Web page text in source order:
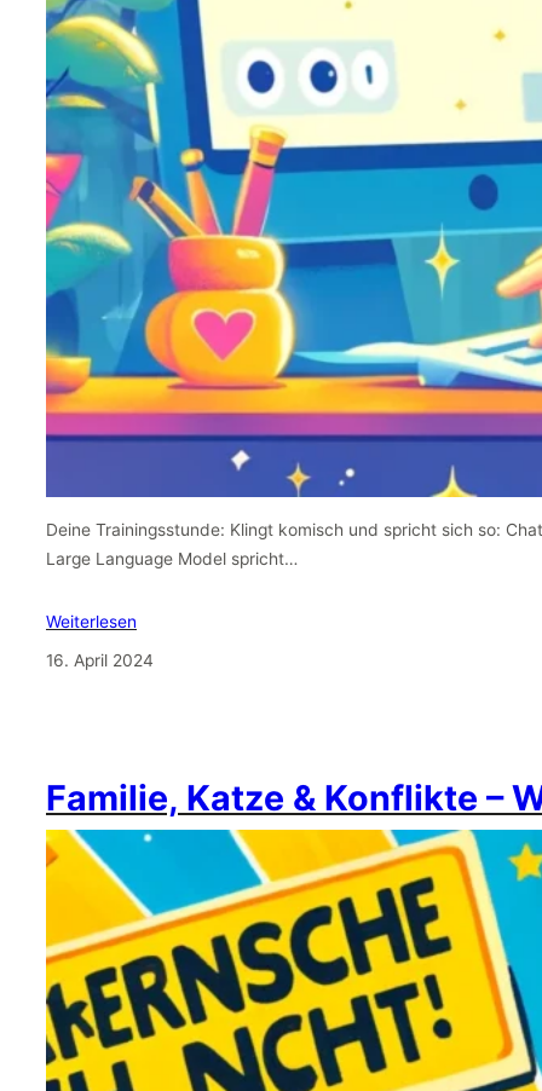
Deine Trainingsstunde: Klingt komisch und spricht sich so:
Large Language Model spricht…
Weiterlesen
16. April 2024
Familie, Katze & Konflikte –